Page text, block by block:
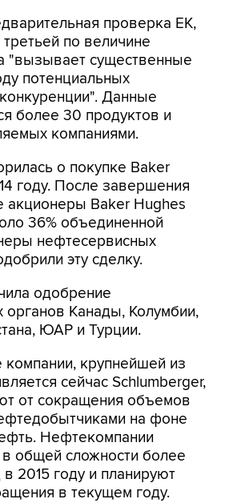
проверка ЕК,
по величине
"вызывает существенные
потенциальных
Данные
более 30 продуктов и
компаниями.
о покупке Baker
году. После завершения
акционеры Baker Hughes
36% объединенной
нефтесервисных
эту сделку.
одобрение
органов Канады, Колумбии,
ЮАР и Турции.
крупнейшей из
сейчас Schlumberger,
от сокращения объемов
на фоне
Нефтекомпании
общей сложности более
2015 году и планируют
в текущем году.